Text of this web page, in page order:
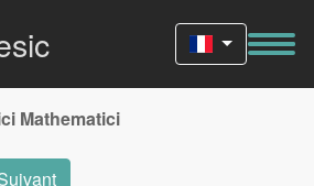
Mathematici